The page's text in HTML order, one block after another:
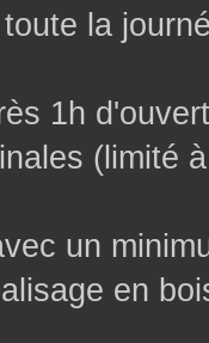
la
1h
(limité
un
en